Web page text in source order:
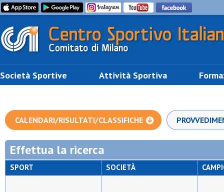
Società Sportive Attività Sportiva
CALENDARI/RISULTATI/CLASSIFICHE
Effettua la ricerca
SPORT SOCIETÀ